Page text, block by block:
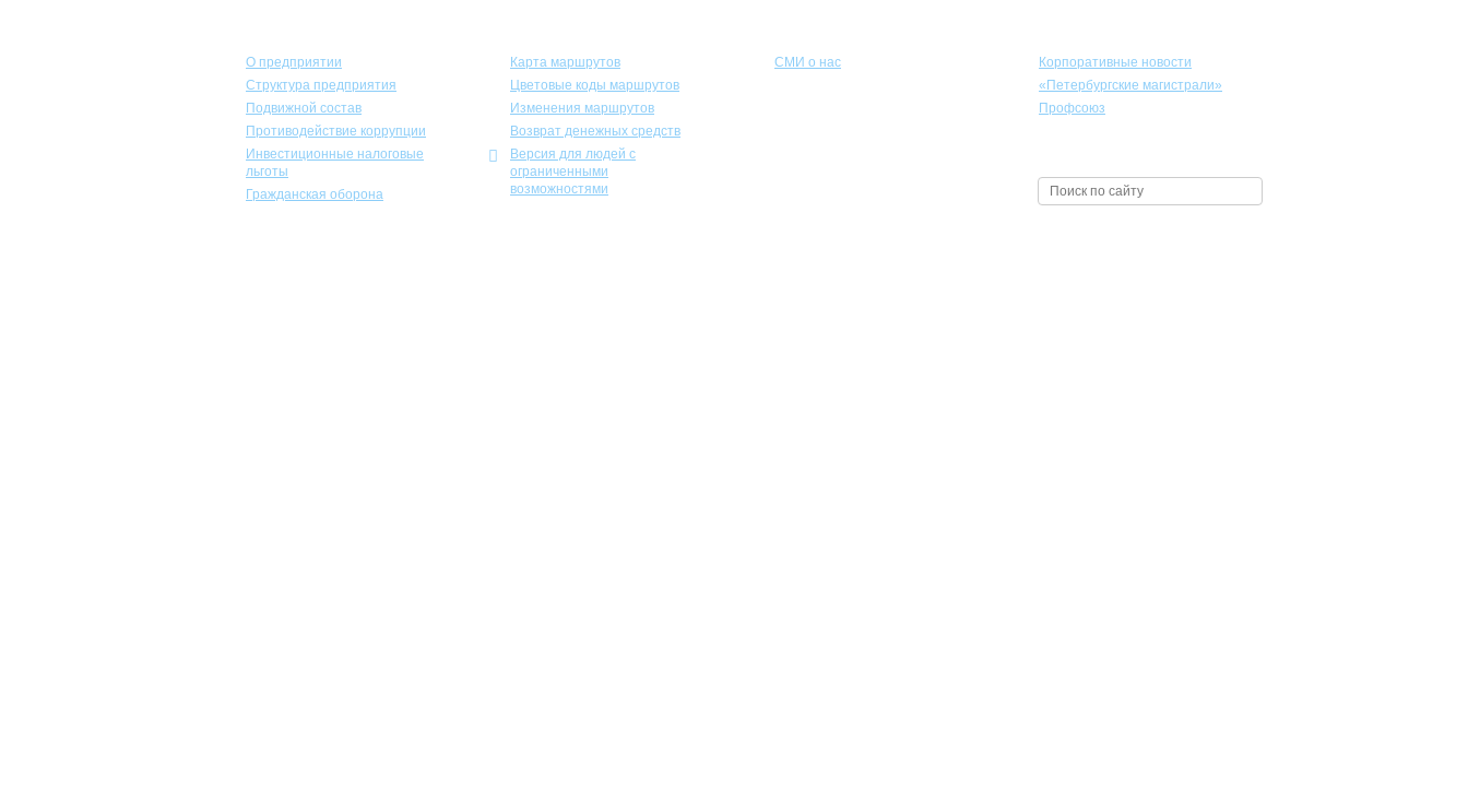
О предприятии
Структура предприятия
Подвижной состав
Противодействие коррупции
Инвестиционные налоговые
льготы
Гражданская оборона
Карта маршрутов
Цветовые коды маршрутов
Изменения маршрутов
Возврат денежных средств
Версия для людей с
ограниченными
возможностями
СМИ о нас
Корпоративные новости
«Петербургские магистрали»
Профсоюз